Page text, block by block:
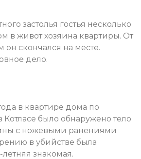
застолья гостья несколько
в живот хозяина квартиры. От
он скончался на месте.
дело.
в квартире дома по
Котласе было обнаружено тело
с ножевыми ранениями
в убийстве была
знакомая.